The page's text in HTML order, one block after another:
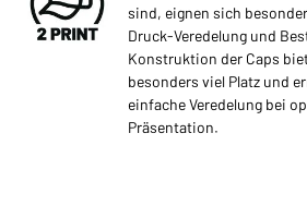
sind, eignen sich
Druck-Veredelung und
Konstruktion der Caps
besonders viel Platz und
einfache Veredelung bei
Präsentation.